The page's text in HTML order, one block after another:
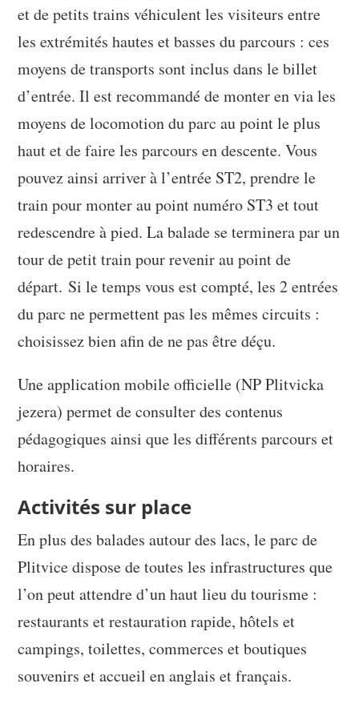
et de petits trains véhiculent les visiteurs entre
les extrémités hautes et basses du parcours : ces
moyens de transports sont inclus dans le billet
d’entrée. Il est recommandé de monter en via les
moyens de locomotion du parc au point le plus
haut et de faire les parcours en descente. Vous
pouvez ainsi arriver à l’entrée ST2, prendre le
train pour monter au point numéro ST3 et tout
redescendre à pied. La balade se terminera par un
tour de petit train pour revenir au point de
départ. Si le temps vous est compté, les 2 entrées
du parc ne permettent pas les mêmes circuits :
choisissez bien afin de ne pas être déçu.
Une application mobile officielle (NP Plitvicka
jezera) permet de consulter des contenus
pédagogiques ainsi que les différents parcours et
horaires.
Activités sur place
En plus des balades autour des lacs, le parc de
Plitvice dispose de toutes les infrastructures que
l’on peut attendre d’un haut lieu du tourisme :
restaurants et restauration rapide, hôtels et
campings, toilettes, commerces et boutiques
souvenirs et accueil en anglais et français.